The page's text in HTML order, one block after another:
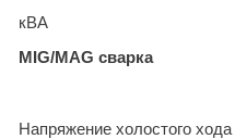
кВА
MIG/MAG сварка
Напряжение холостого хода